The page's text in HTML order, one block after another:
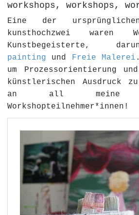
workshops, workshops,
Eine der
kunsthochzwei waren
Kunstbegeisterte,
painting und Freie Malerei
um Prozessorientierung
künstlerischen Ausdruck
an all meine
Workshopteilnehmer*innen!